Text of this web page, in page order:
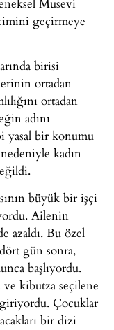
geçirmeye
birisi
ortadan
ortadan
adını
yasal bir konumu
kadın
büyük bir işçi
Ailenin
azaldı. Bu özel
gün sonra,
başlıyordu.
kibutza seçilene
Çocuklar
bir dizi